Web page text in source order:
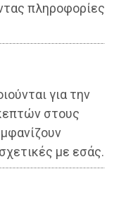
πληροφορίες
για την
στους
με εσάς.
Ημέρα Ζώων